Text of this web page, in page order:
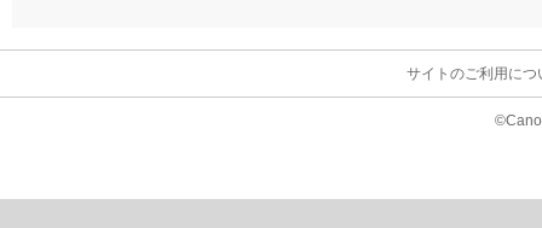
サイトのご利用につ